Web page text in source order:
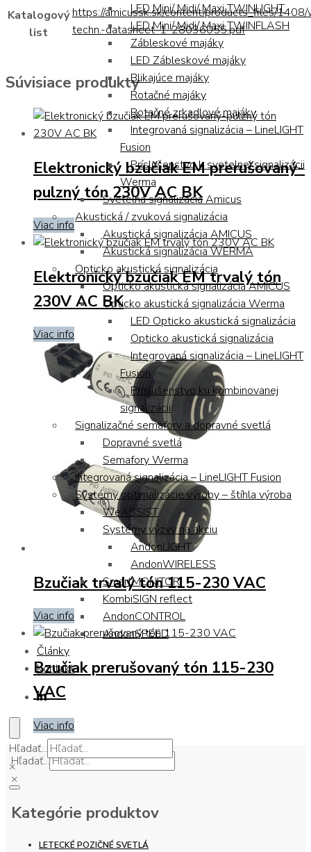
LED Mini/ Midi/ Maxi TWINLIGHT
LED Mini/ Midi/ Maxi TWINFLASH
Zábleskové majáky
LED Zábleskové majáky
Blikajúce majáky
Rotačné majáky
Rotačné zrkadlové majáky
Integrovaná signalizácia – LineLIGHT
Fusion
Príslušenstvo k svetelnej signalizácii
Werma
Svetelná signalizácia Amicus
Akustická / zvuková signalizácia
Akustická signalizácia AMICUS
Akustická signalizácia WERMA
Opticko akustická signalizácia
Opticko akustická signalizácia AMICUS
Opticko akustická signalizácia Werma
LED Opticko akustická signalizácia
Opticko akustická signalizácia
Integrovaná signalizácia – LineLIGHT
Fusion
Príslušenstvo ku kombinovanej
signalizácii
Signalizačné semafory a dopravné svetlá
Dopravné svetlá
Semafory Werma
Integrovaná signalizácia – LineLIGHT Fusion
Systémy optimalizácie výroby – štíhla výroba
WeASSIST
Systémy výzvy na akciu
AndonLIGHT
AndonWIRELESS
SmartMONITOR
KombiSIGN reflect
AndonCONTROL
AndonSPEED
Články
Kontakt
Hľadať...
×
Katalogový
list
https://amicussk.sk/content/products_files/
techn.-datasheet-1-28036055.pdf
Súvisiace produkty
Elektronický bzučiak EM prerušovaný-
pulzný tón 230V AC BK
Viac info
Elektronický bzučiak EM trvalý tón
230V AC BK
Viac info
Bzučiak trvalý tón 115-230 VAC
Viac info
Bzučiak prerušovaný tón 115-230
VAC
Viac info
Hľadať...
×
Kategórie produktov
LETECKÉ POZIČNÉ SVETLÁ